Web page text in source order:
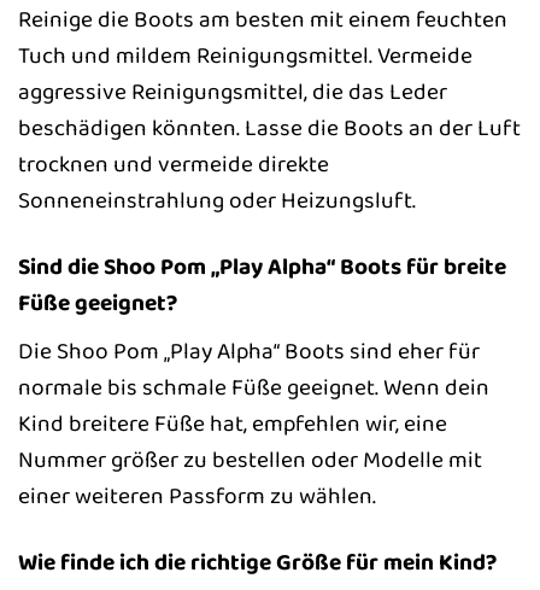
Reinige die Boots am besten mit einem feuchten
Tuch und mildem Reinigungsmittel. Vermeide
aggressive Reinigungsmittel, die das Leder
beschädigen könnten. Lasse die Boots an der Luft
trocknen und vermeide direkte
Sonneneinstrahlung oder Heizungsluft.
Sind die Shoo Pom „Play Alpha“ Boots für breite
Füße geeignet?
Die Shoo Pom „Play Alpha“ Boots sind eher für
normale bis schmale Füße geeignet. Wenn dein
Kind breitere Füße hat, empfehlen wir, eine
Nummer größer zu bestellen oder Modelle mit
einer weiteren Passform zu wählen.
Wie finde ich die richtige Größe für mein Kind?